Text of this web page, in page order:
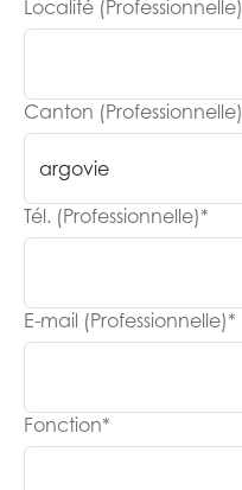
Localité (Professionnelle)
Canton (Professionnelle)
Tél. (Professionnelle)*
E-mail (Professionnelle)*
Fonction*